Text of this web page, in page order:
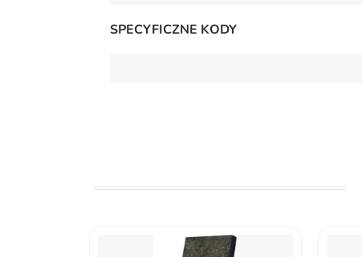
SPECYFICZNE KODY